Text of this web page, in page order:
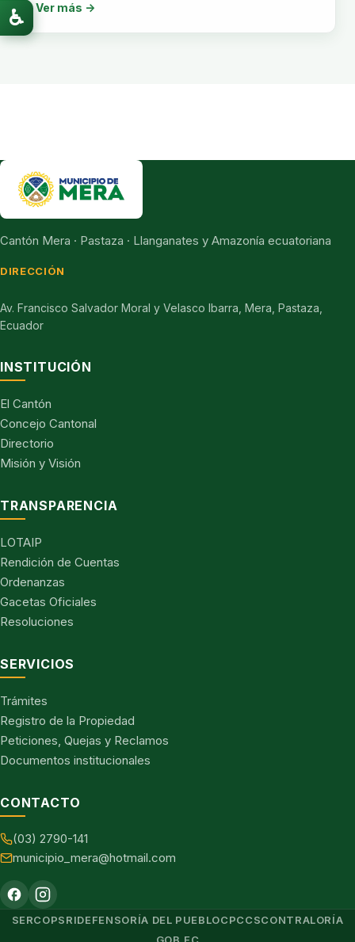
Ver más →
Cantón Mera · Pastaza · Llanganates y Amazonía ecuatoriana
DIRECCIÓN
Av. Francisco Salvador Moral y Velasco Ibarra, Mera, Pastaza,
Ecuador
INSTITUCIÓN
El Cantón
Concejo Cantonal
Directorio
Misión y Visión
TRANSPARENCIA
LOTAIP
Rendición de Cuentas
Ordenanzas
Gacetas Oficiales
Resoluciones
SERVICIOS
Trámites
Registro de la Propiedad
Peticiones, Quejas y Reclamos
Documentos institucionales
CONTACTO
(03) 2790-141
municipio_mera@hotmail.com
SERCOPSRIDEFENSORÍA DEL PUEBLOCPCCSCONTRALORÍA
♿